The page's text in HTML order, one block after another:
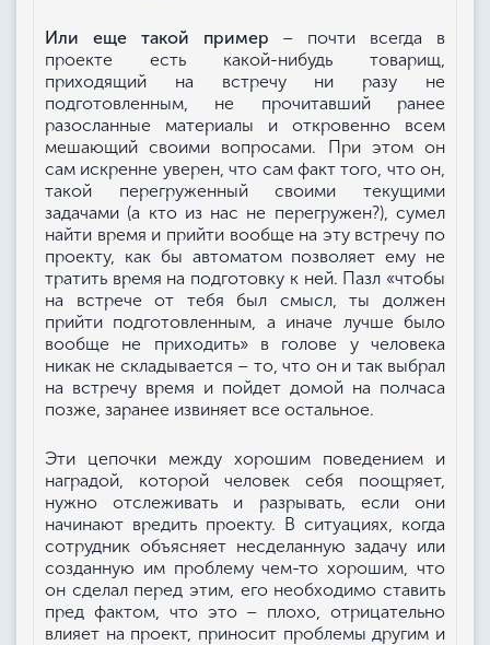
Или еще такой пример – почти всегда в
проекте есть какой-нибудь товарищ,
приходящий на встречу ни разу не
подготовленным, не прочитавший ранее
разосланные материалы и откровенно всем
мешающий своими вопросами. При этом он
сам искренне уверен, что сам факт того, что он,
такой перегруженный своими текущими
задачами (а кто из нас не перегружен?), сумел
найти время и прийти вообще на эту встречу по
проекту, как бы автоматом позволяет ему не
тратить время на подготовку к ней. Пазл «чтобы
на встрече от тебя был смысл, ты должен
прийти подготовленным, а иначе лучше было
вообще не приходить» в голове у человека
никак не складывается – то, что он и так выбрал
на встречу время и пойдет домой на полчаса
позже, заранее извиняет все остальное.
Эти цепочки между хорошим поведением и
наградой, которой человек себя поощряет,
нужно отслеживать и разрывать, если они
начинают вредить проекту. В ситуациях, когда
сотрудник объясняет несделанную задачу или
созданную им проблему чем-то хорошим, что
он сделал перед этим, его необходимо ставить
пред фактом, что это – плохо, отрицательно
влияет на проект, приносит проблемы другим и